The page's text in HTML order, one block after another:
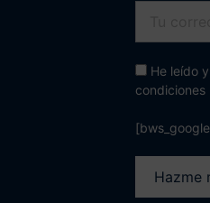
He leído
condiciones